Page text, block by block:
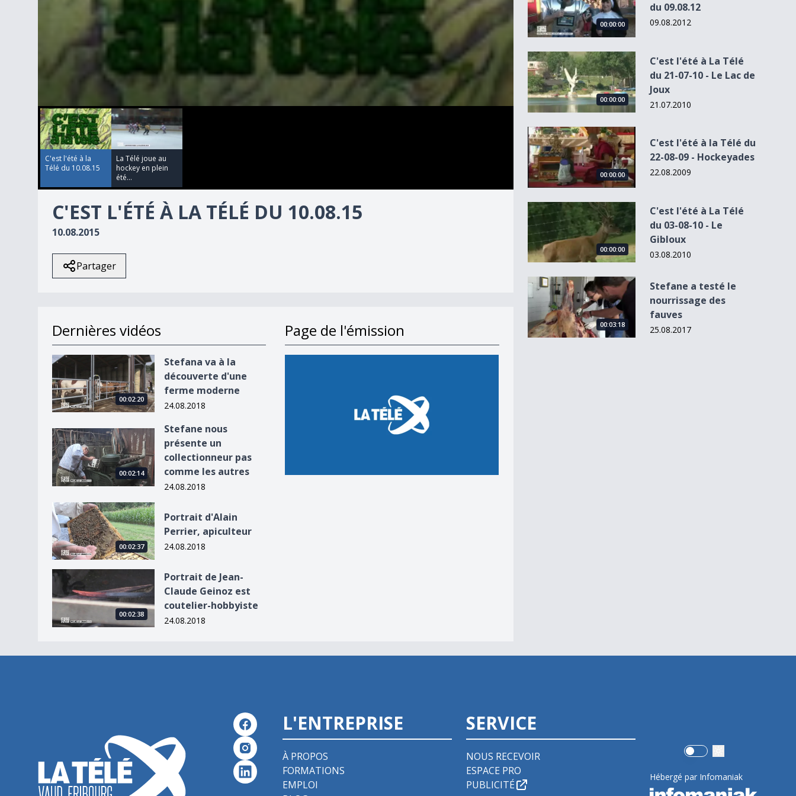
0
seconds
of
35
minutes,
49
secondsVolume
C'est l'été à la
Télé du 10.08.15
La Télé joue au
hockey en plein
été...
C'EST L'ÉTÉ À LA TÉLÉ DU 10.08.15
10.08.2015
Partager
Dernières vidéos
Stefana va à la découverte d&#039;une ferme moderne
00:02:20
Stefana va à la
découverte d'une
ferme moderne
24.08.2018
Stefane nous présente un collectionneur pas comme les autres
00:02:14
Stefane nous
présente un
collectionneur pas
comme les autres
24.08.2018
Portrait d&#039;Alain Perrier, apiculteur
00:02:37
Portrait d'Alain
Perrier, apiculteur
24.08.2018
Portrait de Jean-Claude Geinoz est coutelier-hobbyiste
00:02:38
Portrait de Jean-
Claude Geinoz est
coutelier-hobbyiste
24.08.2018
Page de l'émission
00:00:00
du 09.08.12
09.08.2012
C&#039;est l&#039;été à La Télé du 21-07-10 - Le Lac de
00:00:00
C'est l'été à La Télé
du 21-07-10 - Le Lac de
Joux
21.07.2010
C&#039;est l&#039;été à la Télé du 22-08-09 - Hockeyades
00:00:00
C'est l'été à la Télé du
22-08-09 - Hockeyades
22.08.2009
C&#039;est l&#039;été à La Télé du 03-08-10 - Le Gibloux
00:00:00
C'est l'été à La Télé
du 03-08-10 - Le
Gibloux
03.08.2010
Stefane a testé le nourrissage des fauves
00:03:18
Stefane a testé le
nourrissage des
fauves
25.08.2017
L'ENTREPRISE
À PROPOS
FORMATIONS
EMPLOI
SERVICE
NOUS RECEVOIR
ESPACE PRO
PUBLICITÉ
Use setting
Hébergé par Infomaniak